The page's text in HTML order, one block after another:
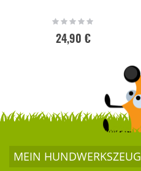
Rating:
24,90 €
MEIN HUND­WERKSZEUG